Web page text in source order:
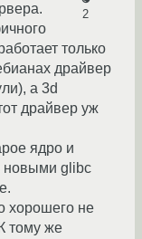
2
только
драйвер
а 3d
драйвер уж
ядро и
новыми glibc
хорошего не
тому же